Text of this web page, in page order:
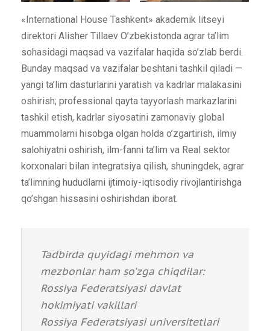
«International House Tashkent» akademik litseyi
direktori Alisher Tillaev O’zbekistonda agrar ta’lim
sohasidagi maqsad va vazifalar haqida so’zlab berdi.
Bunday maqsad va vazifalar beshtani tashkil qiladi —
yangi ta’lim dasturlarini yaratish va kadrlar malakasini
oshirish; professional qayta tayyorlash markazlarini
tashkil etish, kadrlar siyosatini zamonaviy global
muammolarni hisobga olgan holda o’zgartirish, ilmiy
salohiyatni oshirish, ilm-fanni ta’lim va Real sektor
korxonalari bilan integratsiya qilish, shuningdek, agrar
ta’limning hududlarni ijtimoiy-iqtisodiy rivojlantirishga
qo’shgan hissasini oshirishdan iborat.
Tadbirda quyidagi mehmon va
mezbonlar ham so’zga chiqdilar:
Rossiya Federatsiyasi davlat
hokimiyati vakillari
Rossiya Federatsiyasi universitetlari